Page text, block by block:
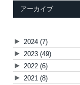
アーカイブ
► 2024 (7)
► 2023 (49)
► 2022 (6)
► 2021 (8)